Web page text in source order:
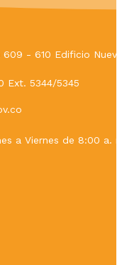
- 610 Edificio
Ext. 5344/5345
a Viernes de 8:00 a.